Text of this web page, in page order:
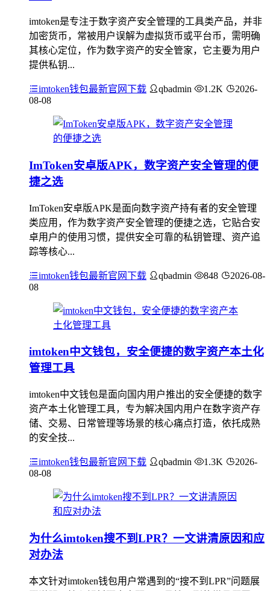
imtoken是专注于数字资产安全管理的工具类产品，并非
加密货币，常被用户误解为虚拟货币或平台币，需明确
其核心定位，作为数字资产的安全管家，它主要为用户
提供私钥...
imtoken钱包最新官网下载 qbadmin 1.2K
2026-
08-08
ImToken安卓版APK，数字资产安全管理的便
捷之选
ImToken安卓版APK是面向数字资产持有者的安全管理
类应用，作为数字资产安全管理的便捷之选，它贴合安
卓用户的使用习惯，提供安全可靠的私钥管理、资产追
踪等核心...
imtoken钱包最新官网下载 qbadmin 848
2026-08-
08
imtoken中文钱包，安全便捷的数字资产本土化
管理工具
imtoken中文钱包是面向国内用户推出的安全便捷的数字
资产本土化管理工具，专为解决国内用户在数字资产存
储、交易、日常管理等场景的核心痛点打造，依托成熟
的安全技...
imtoken钱包最新官网下载 qbadmin 1.3K
2026-
08-08
为什么imtoken搜不到LPR？一文讲清原因和应
对办法
本文针对imtoken钱包用户常遇到的“搜不到LPR”问题展